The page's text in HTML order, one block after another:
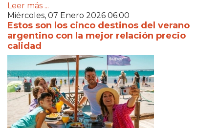
Leer más ...
Miércoles, 07 Enero 2026 06:00
Estos son los cinco destinos del verano
argentino con la mejor relación precio
calidad